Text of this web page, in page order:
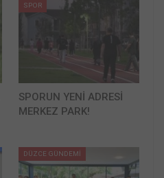
SPOR
SPORUN YENİ ADRESİ
MERKEZ PARK!
DÜZCE GÜNDEMİ